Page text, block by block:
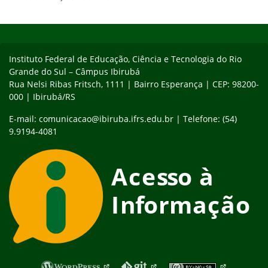
Instituto Federal de Educação, Ciência e Tecnologia do Rio
Grande do Sul – Câmpus Ibirubá
Rua Nelsi Ribas Fritsch, 1111 | Bairro Esperança | CEP: 98200-
000 | Ibirubá/RS
E-mail: comunicacao@ibiruba.ifrs.edu.br | Telefone: (54)
9.9194-4081